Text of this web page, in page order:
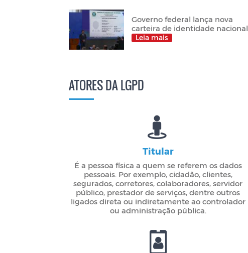
Governo federal lança nova
carteira de identidade nacional
Leia mais
ATORES DA LGPD
Titular
É a pessoa física a quem se referem os dados
pessoais. Por exemplo, cidadão, clientes,
segurados, corretores, colaboradores, servidor
público, prestador de serviços, dentre outros
ligados direta ou indiretamente ao controlador
ou administração pública.